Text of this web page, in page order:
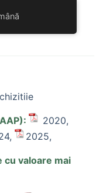
2020,
2025,
cu valoare mai